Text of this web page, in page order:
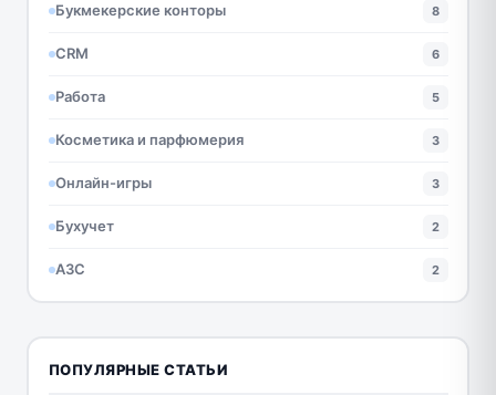
Букмекерские конторы 8
CRM 6
Работа 5
Косметика и парфюмерия 3
Онлайн-игры 3
Бухучет 2
АЗС 2
ПОПУЛЯРНЫЕ СТАТЬИ